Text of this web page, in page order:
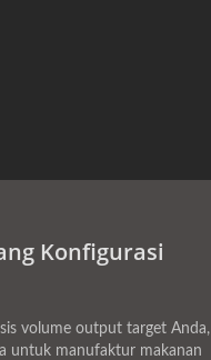
Konfigurasi
volume output target Anda,
untuk manufaktur makanan